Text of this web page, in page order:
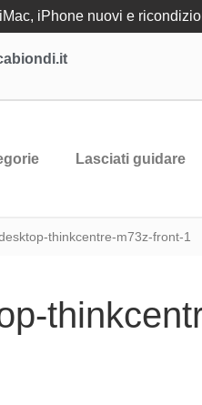
iPhone nuovi e
Lasciati guidare
thinkcentre-m73z-front-1